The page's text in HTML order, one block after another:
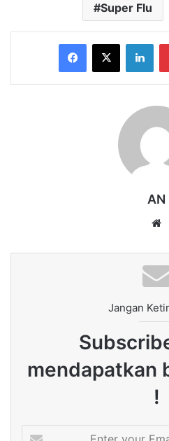
Super Flu
Facebook
X
AN
Jangan
mendapatkan
!